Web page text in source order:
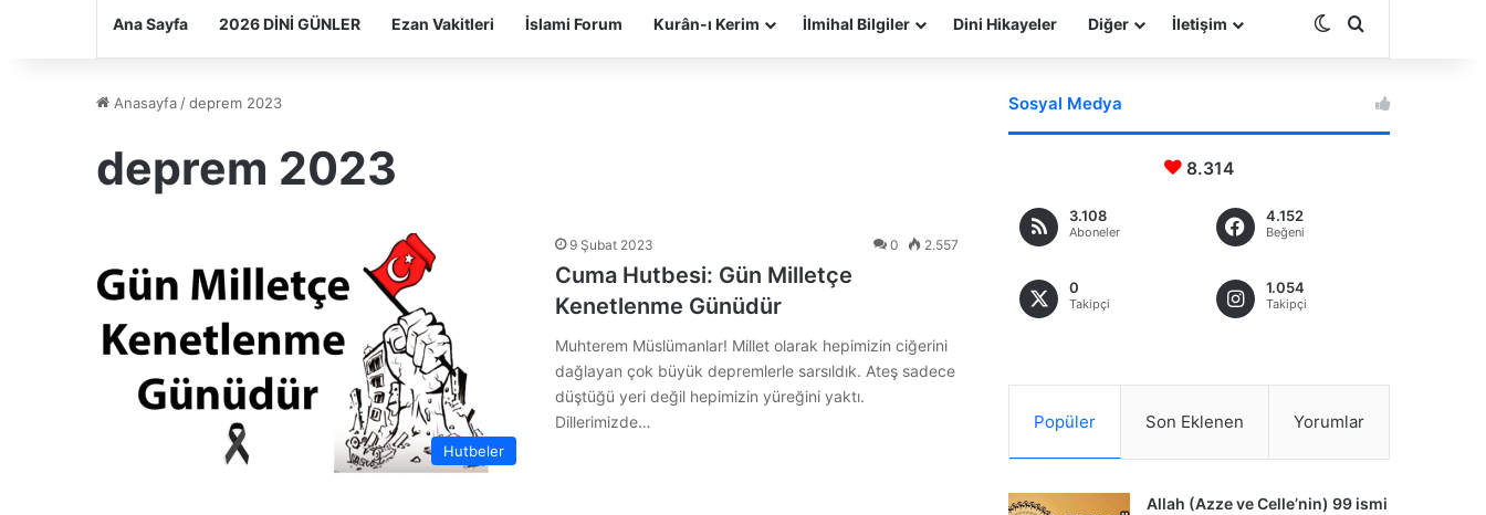
Ana Sayfa 2026 DİNİ GÜNLER Ezan Vakitleri İslami Forum Kurân-ı Kerim İlmihal Bilgiler Dini Hikayeler Diğer İletişim Dış görünümü
Anasayfa /deprem 2023
deprem 2023
Hutbeler
9 Şubat 2023 0 2.557
Cuma Hutbesi: Gün Milletçe
Kenetlenme Günüdür
Muhterem Müslümanlar! Millet olarak hepimizin ciğerini
dağlayan çok büyük depremlerle sarsıldık. Ateş sadece
düştüğü yeri değil hepimizin yüreğini yaktı.
Dillerimizde…
Sosyal Medya
8.314
3.108
Aboneler
4.152
Beğeni
0
Takipçi
1.054
Takipçi
Popüler Son Eklenen Yorumlar
Allah (Azze ve Celle’nin) 99 ismi